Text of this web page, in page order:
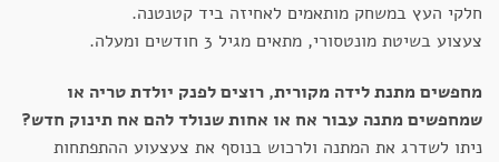
חלקי העץ במשחק מותאמים לאחיזה ביד קטנטנה.
צעצוע בשיטת מונטסורי, מתאים מגיל 3 חודשים ומעלה.
מחפשים מתנת לידה מקורית, רוצים לפנק יולדת טריה או
שמחפשים מתנה עבור אח או אחות שנולד להם אח תינוק חדש?
ניתו לשדרג את המתנה ולרכוש בנוסף את צעצעוע ההתפתחות